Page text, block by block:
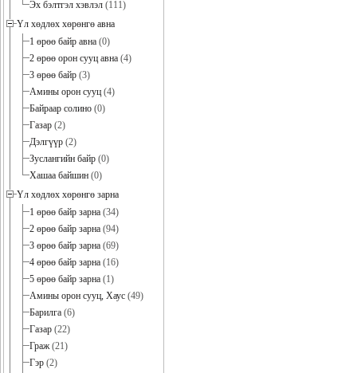
Эх бэлтгэл хэвлэл (111)
Үл хөдлөх хөрөнгө авна
1 өрөө байр авна (0)
2 өрөө орон сууц авна (4)
3 өрөө байр (3)
Амины орон сууц (4)
Байраар солино (0)
Газар (2)
Дэлгүүр (2)
Зуслангийн байр (0)
Хашаа байшин (0)
Үл хөдлөх хөрөнгө зарна
1 өрөө байр зарна (34)
2 өрөө байр зарна (94)
3 өрөө байр зарна (69)
4 өрөө байр зарна (16)
5 өрөө байр зарна (1)
Амины орон сууц, Хаус (49)
Барилга (6)
Газар (22)
Граж(21)
Гэр (2)